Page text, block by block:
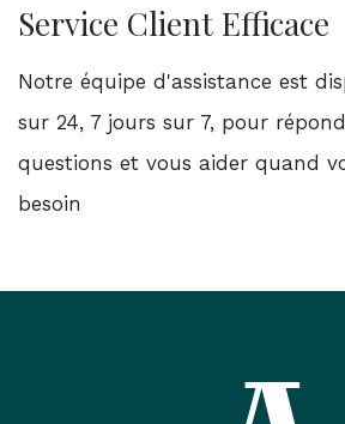
Service Client Efficace
Notre équipe d'assistance est
sur 24, 7 jours sur 7, pour
questions et vous aider quand
besoin